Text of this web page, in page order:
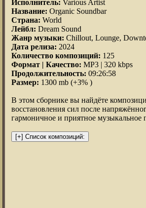
Исполнитель: Various Artist
Название: Organic Soundbar
Страна: World
Лейбл: Dream Sound
Жанр музыки: Chillout, Lounge,
Дата релиза: 2024
Количество композиций: 125
Формат | Качество: MP3 | 320 kbps
Продолжительность: 09:26:58
Размер: 1300 mb (+3% )
В этом сборнике вы найдёте
восстановления сил после
гармоничное и приятное музыкальное